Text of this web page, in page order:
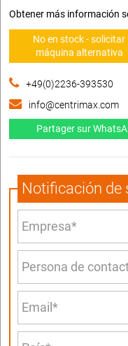
Obtener más información
No en stock - solicitar
máquina alternativa
+49(0)2236-393530
info@centrimax.com
Partager sur
Notificación de